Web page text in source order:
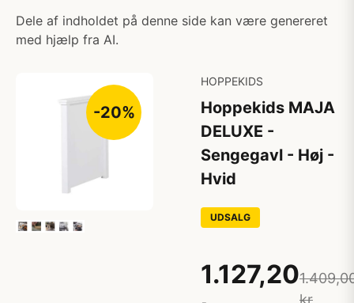
Dele af indholdet på denne side kan være genereret
med hjælp fra AI.
-20%
HOPPEKIDS
Hoppekids MAJA
DELUXE -
Sengegavl - Høj -
Hvid
UDSALG
1.127,20
kr